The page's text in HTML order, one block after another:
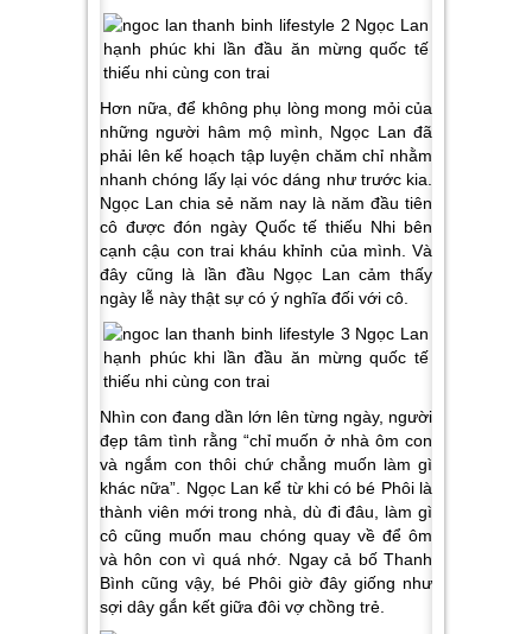
Hơn nữa, để không phụ lòng mong mỏi của
những người hâm mộ mình, Ngọc Lan đã
phải lên kế hoạch tập luyện chăm chỉ nhằm
nhanh chóng lấy lại vóc dáng như trước kia.
Ngọc Lan chia sẻ năm nay là năm đầu tiên
cô được đón ngày Quốc tế thiếu Nhi bên
cạnh cậu con trai kháu khỉnh của mình. Và
đây cũng là lần đầu Ngọc Lan cảm thấy
ngày lễ này thật sự có ý nghĩa đối với cô.
Nhìn con đang dần lớn lên từng ngày, người
đẹp tâm tình rằng “chỉ muốn ở nhà ôm con
và ngắm con thôi chứ chẳng muốn làm gì
khác nữa”. Ngọc Lan kể từ khi có bé Phôi là
thành viên mới trong nhà, dù đi đâu, làm gì
cô cũng muốn mau chóng quay về để ôm
và hôn con vì quá nhớ. Ngay cả bố Thanh
Bình cũng vậy, bé Phôi giờ đây giống như
sợi dây gắn kết giữa đôi vợ chồng trẻ.